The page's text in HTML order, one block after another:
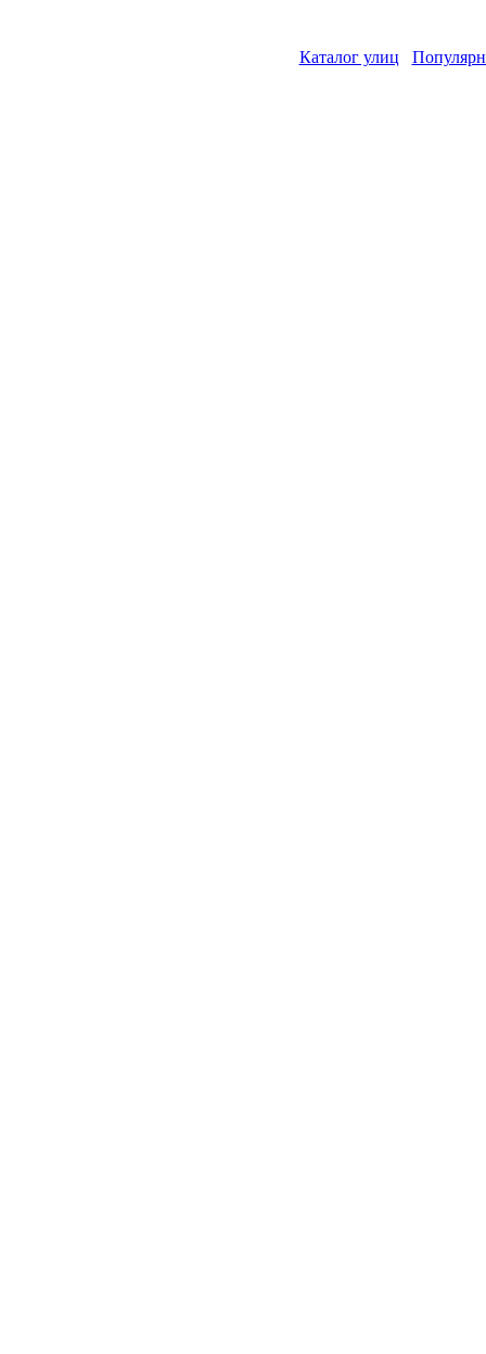
Каталог улиц